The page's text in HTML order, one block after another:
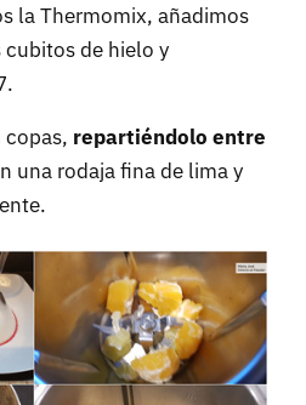
la Thermomix, añadimos
cubitos de hielo y
copas, repartiéndolo entre
una rodaja fina de lima y